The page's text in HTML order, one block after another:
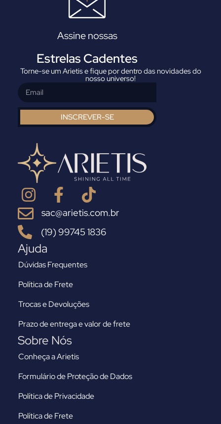
Assine nossas
Estrelas Cadentes
Torne-se um Arietis e fique por dentro das novidades do
nosso universo!
INSCREVER-SE
sac@arietis.com.br
(19) 99745 1836
Ajuda
Dúvidas Frequentes
Política de Frete
Trocas e Devoluções
Prazo de entrega e valor de frete
Sobre Nós
Conheça a Arietis
Formulário de Proteção de Dados
Política de Privacidade
Política de Frete